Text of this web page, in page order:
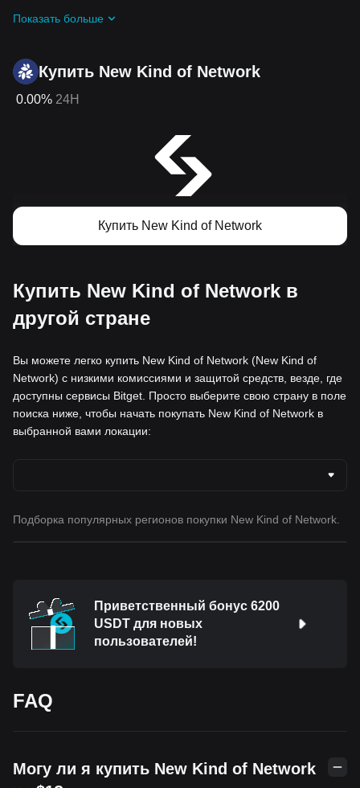
аирдропы, присоединившись к
Показать больше
Купить New Kind of Network
0.00% 24H
Купить New Kind of Network
Купить New Kind of Network в
другой стране
Вы можете легко купить New Kind of Network (New Kind of
Network) с низкими комиссиями и защитой средств, везде, где
доступны сервисы Bitget. Просто выберите свою страну в поле
поиска ниже, чтобы начать покупать New Kind of Network в
выбранной вами локации:
Подборка популярных регионов покупки New Kind of Network.
Приветственный бонус 6200
USDT для новых
пользователей!
FAQ
Могу ли я купить New Kind of Network